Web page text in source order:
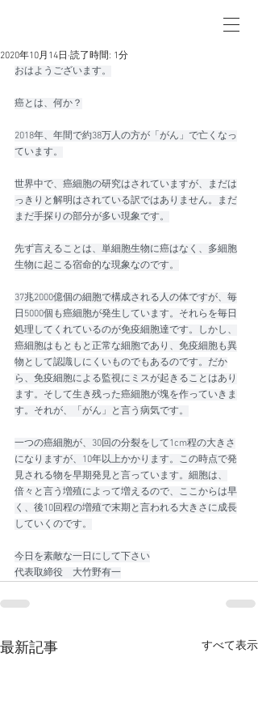
2020年10月14日 読了時間: 1分
おはようございます。
癌とは、何か？
2018年、年間で約38万人の方が「がん」で亡くなっ
ています。
世界中で、癌細胞の研究はされていますが、まだは
っきりと解明はされている訳ではありません。まだ
まだ手探りの部分が多い現象です。
先ず言えることは、単細胞生物に癌はなく、多細胞
生物に起こる宿命的な現象なのです。
37兆2000億個の細胞で構成される人の体ですが、毎
日5000個も癌細胞が発生しています。それらを毎日
処理してくれているのが免疫細胞達です。しかし、
癌細胞はもともと正常な細胞であり、免疫細胞も異
物として認識しにくいものでもあるのです。だか
ら、免疫細胞による監視にミスが起きることはあり
ます。そして生き残った癌細胞が塊を作っていきま
す。それが、「がん」と言う病気です。
一つの癌細胞が、30回の分裂をして1cm程の大きさ
になりますが、10年以上かかります。この時点で発
見される物を早期発見と言っています。細胞は、
倍々と言う増殖によって増えるので、ここからは早
く、後10回程の増殖で末期と言われる大きさに成長
していくのです。
今日を素敵な一日にして下さい
代表取締役　大竹野有一
最新記事 すべて表示